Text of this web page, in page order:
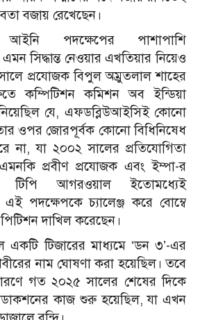
বজায় রেখেছেন।
পদক্ষেপের পাশাপাশি
সিদ্ধান্ত নেওয়ার এখতিয়ার নিয়েও
প্রযোজক বিপুল অম্রুতলাল শাহের
কম্পিটিশন কমিশন অব ইন্ডিয়া
যে, এফডব্লিউআইসিই কোনো
ওপর জোরপূর্বক কোনো বিধিনিষেধ
না, যা ২০০২ সালের প্রতিযোগিতা
প্রবীণ প্রযোজক এবং ইম্পা-র
টিপি আগরওয়াল ইতোমধ্যেই
পদক্ষেপকে চ্যালেঞ্জ করে বোম্বে
দাখিল করেছেন।
একটি টিজারের মাধ্যমে ‘ডন ৩’-এর
নাম ঘোষণা করা হয়েছিল। তবে
গত ২০২৫ সালের শেষের দিকে
কাজ শুরু হয়েছিল, যা এখন